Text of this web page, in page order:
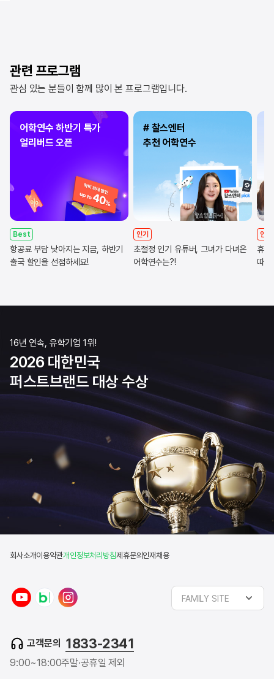
관련 프로그램
관심 있는 분들이 함께 많이 본 프로그램입니다.
어학연수 하반기 특가
얼리버드 오픈
Best
항공료 부담 낮아지는 지금, 하반기
출국 할인을 선점하세요!
# 찰스엔터
추천 어학연수
인기
초절정 인기 유튜버, 그녀가 다녀온
어학연수는?!
인기
휴직
따라
16년 연속, 유학기업 1위!
2026 대한민국
퍼스트브랜드 대상 수상
회사소개이용약관개인정보처리방침제휴문의인재채용
u
n
a
r
l
a
g
FAMILY SITE
고객문의 1833-2341
9:00~18:00주말·공휴일 제외